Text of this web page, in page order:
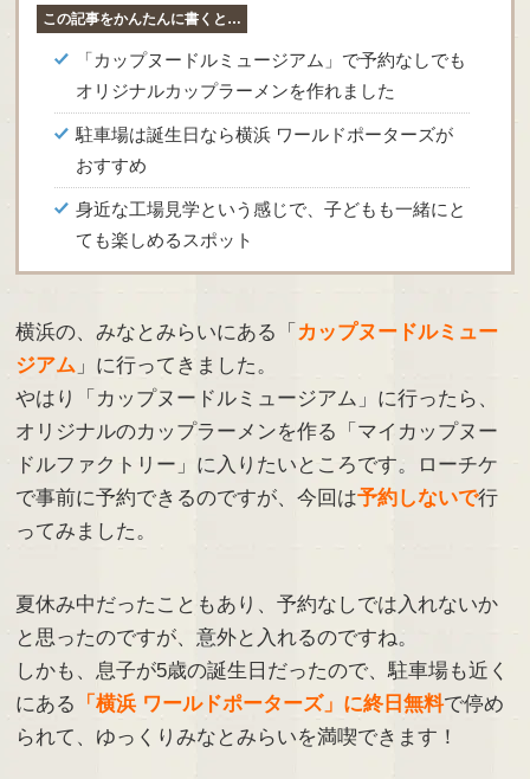
この記事をかんたんに書くと…
「カップヌードルミュージアム」で予約なしでも
オリジナルカップラーメンを作れました
駐車場は誕生日なら横浜 ワールドポーターズが
おすすめ
身近な工場見学という感じで、子どもも一緒にと
ても楽しめるスポット
横浜の、みなとみらいにある「 カップヌードルミュー
ジアム 」に行ってきました。
やはり「カップヌードルミュージアム」に行ったら、
オリジナルのカップラーメンを作る「マイカップヌー
ドルファクトリー」に入りたいところです。ローチケ
で事前に予約できるのですが、今回は予約しないで行
ってみました。
夏休み中だったこともあり、予約なしでは入れないか
と思ったのですが、意外と入れるのですね。
しかも、息子が5歳の誕生日だったので、駐車場も近く
にある
「横浜 ワールドポーターズ」に終日無料で停め
られて、ゆっくりみなとみらいを満喫できます！